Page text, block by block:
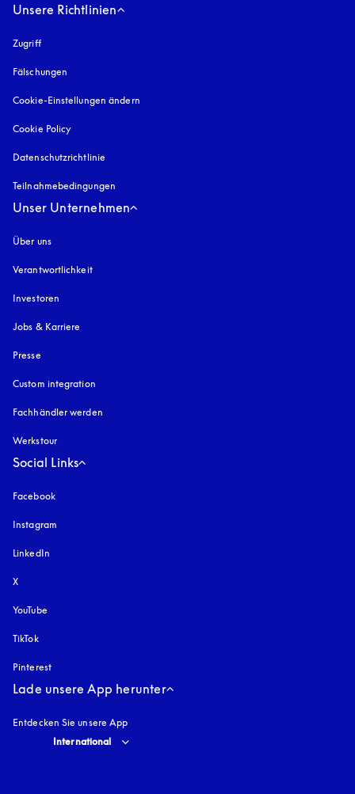
Unsere Richtlinien
Zugrifföffnet sich in einem neuen Tab
Fälschungen
Cookie-Einstellungen ändern
Cookie Policy
Datenschutzrichtlinie
Teilnahmebedingungen
Unser Unternehmen
Über uns
Verantwortlichkeit
Investoren
Jobs & Karriere
Presse
Custom integration
Fachhändler werden
Werkstour
Social Links
Facebook
Instagram
LinkedIn
X
YouTube
TikTok
Pinterest
Lade unsere App herunter
Entdecken Sie unsere App
Select country and language
International